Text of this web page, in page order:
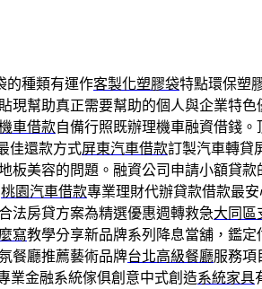
的種類有運作客製化塑膠袋特點環保塑
現幫助真正需要幫助的個人與企業特色
車借款自備行照既辦理機車融資借錢。
佳還款方式屏東汽車借款訂製汽車轉貸
板美容的問題。融資公司申請小額貸款
桃園汽車借款專業理財代辦貸款借款最
法房貸方案為精選優惠週轉救急大同區
寫教學分享新品牌系列降息當舖，鑑
餐廳推薦藝術品牌台北高級餐廳服務項
業金融系統傢俱創意中式創造系統家具